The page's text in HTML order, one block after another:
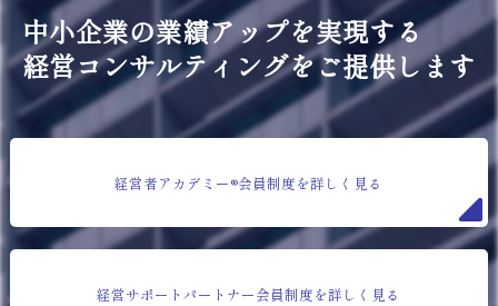
中小企業の業績アップを実現する
経営コンサルティングをご提供します
経営者アカデミー®会員制度を詳しく見る
経営サポートパートナー会員制度を詳しく見る